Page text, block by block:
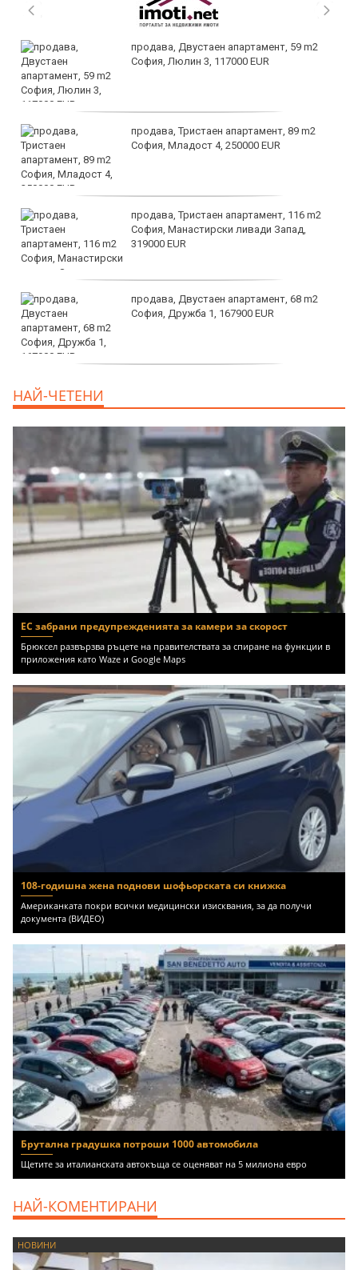
продава, Двустаен апартамент, 59 m2
София, Люлин 3, 117000 EUR
продава, Тристаен апартамент, 89 m2
София, Младост 4, 250000 EUR
продава, Тристаен апартамент, 116 m2
София, Манастирски ливади Запад,
319000 EUR
продава, Двустаен апартамент, 68 m2
София, Дружба 1, 167900 EUR
НАЙ-ЧЕТЕНИ
ЕС забрани предупрежденията за камери за скорост
Брюксел развързва ръцете на правителствата за спиране на функции в
приложения като Waze и Google Maps
108-годишна жена поднови шофьорската си книжка
Американката покри всички медицински изисквания, за да получи
документа (ВИДЕО)
Брутална градушка потроши 1000 автомобила
Щетите за италианската автокъща се оценяват на 5 милиона евро
НАЙ-КОМЕНТИРАНИ
НОВИНИ